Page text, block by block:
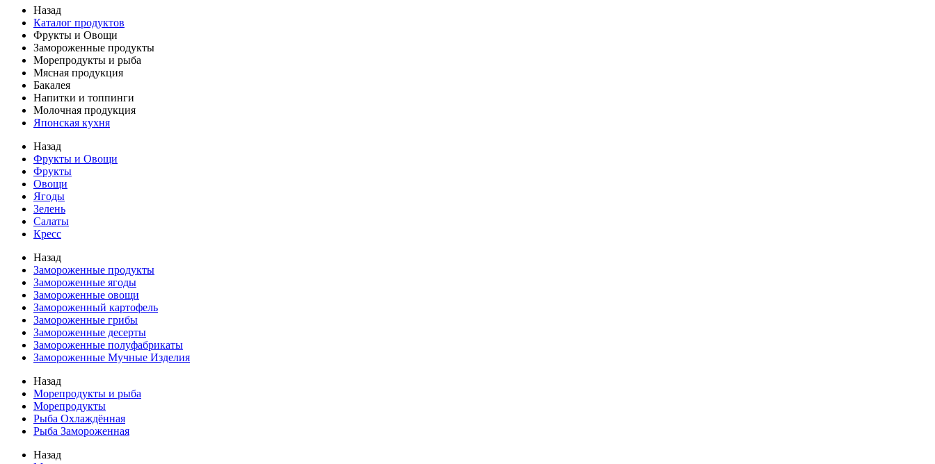
Назад
Каталог продуктов
Фрукты и Овощи
Замороженные продукты
Морепродукты и рыба
Мясная продукция
Бакалея
Напитки и топпинги
Молочная продукция
Японская кухня
Назад
Фрукты и Овощи
Фрукты
Овощи
Ягоды
Зелень
Салаты
Кресс
Назад
Замороженные продукты
Замороженные ягоды
Замороженные овощи
Замороженный картофель
Замороженные грибы
Замороженные десерты
Замороженные полуфабрикаты
Замороженные Мучные Изделия
Назад
Морепродукты и рыба
Морепродукты
Рыба Охлаждённая
Рыба Замороженная
Назад